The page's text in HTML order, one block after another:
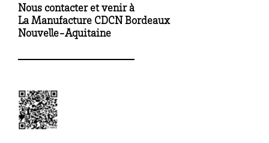
Nous contacter et venir à
La Manufacture CDCN Bordeaux
Nouvelle-Aquitaine